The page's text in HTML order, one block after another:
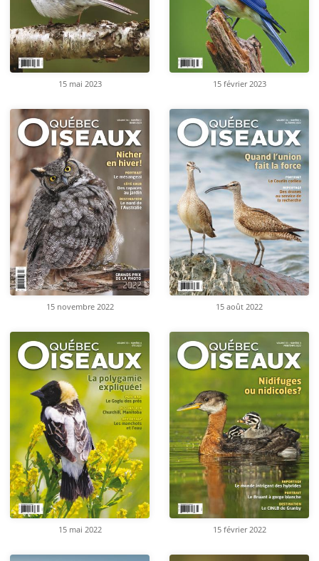
15 mai 2023 15 février 2023
15 novembre 2022 15 août 2022
15 mai 2022 15 février 2022